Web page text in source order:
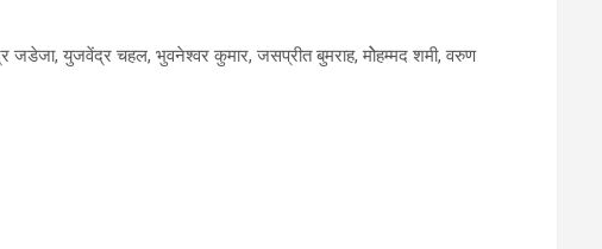
जडेजा, युजवेंद्र चहल, भुवनेश्वर कुमार, जसप्रीत बुमराह, मोेहम्मद शमी, वरुण